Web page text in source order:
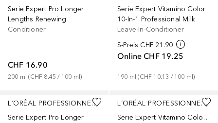
Serie Expert Pro Longer
Lengths Renewing
Conditioner
CHF 16.90
200 ml (CHF 8.45 / 100 ml)
Serie Expert Vitamino Color
10-In-1 Professional Milk
Leave-In-Conditioner
S-Preis CHF 21.90
Online CHF 19.25
190 ml (CHF 10.13 / 100 ml)
L´ORÉAL PROFESSIONNEL PARIS
Serie Expert Pro Longer
L´ORÉAL PROFESSIONNEL PARIS
Serie Expert Vitamino Color Spectrum